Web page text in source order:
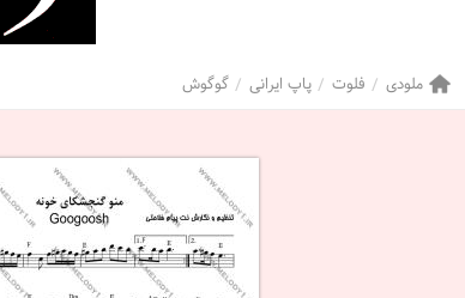
ملودی فلوت پاپ ایرانی گوگوش